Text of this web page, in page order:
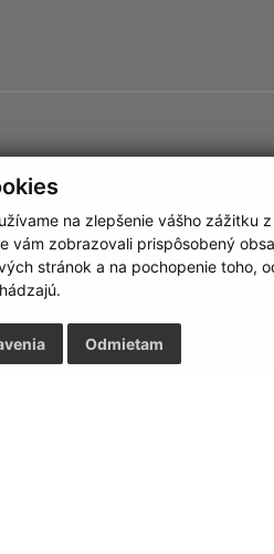
na zlepšenie vášho zážitku z
vám zobrazovali prispôsobený
stránok a na pochopenie toho,
Odmietam